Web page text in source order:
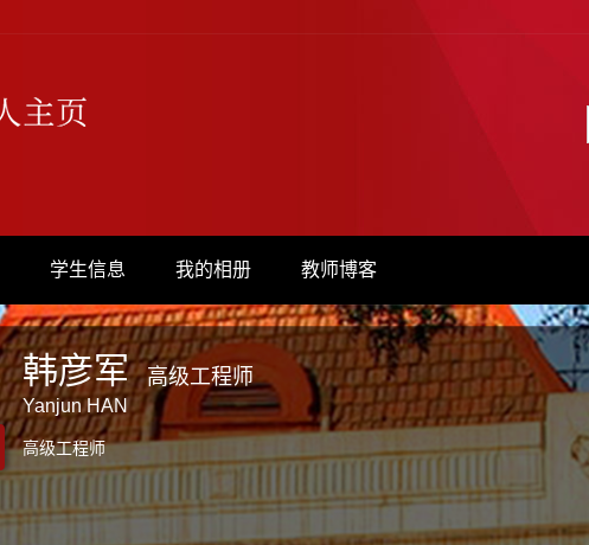
学生信息 我的相册 教师博客
韩彦军
Yanjun HAN
高级工程师
高级工程师